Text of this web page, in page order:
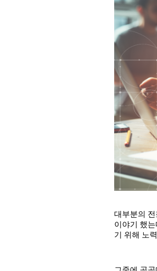
대부분의
이야기 했
기 위해 노